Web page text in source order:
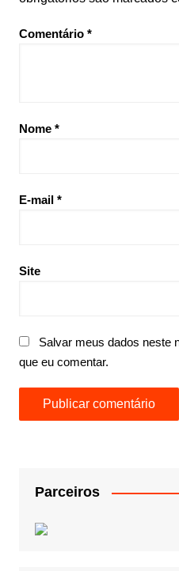
Comentário *
Nome *
E-mail *
Site
Salvar meus dados neste
que eu comentar.
Parceiros